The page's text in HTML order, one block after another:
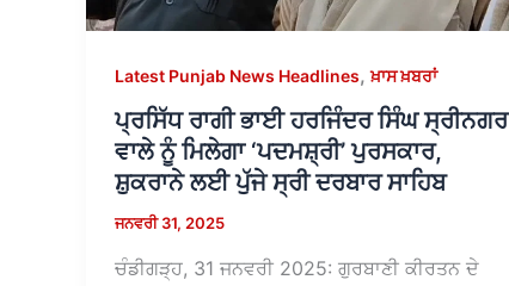
Latest Punjab News Headlines,ਖ਼ਾਸ ਖ਼ਬਰਾਂ
ਪ੍ਰਸਿੱਧ ਰਾਗੀ ਭਾਈ ਹਰਜਿੰਦਰ ਸਿੰਘ ਸ੍ਰੀਨਗਰ
ਵਾਲੇ ਨੂੰ ਮਿਲੇਗਾ ‘ਪਦਮਸ਼੍ਰੀ’ ਪੁਰਸਕਾਰ,
ਸ਼ੁਕਰਾਨੇ ਲਈ ਪੁੱਜੇ ਸ੍ਰੀ ਦਰਬਾਰ ਸਾਹਿਬ
ਜਨਵਰੀ 31, 2025
ਚੰਡੀਗੜ੍ਹ, 31 ਜਨਵਰੀ 2025: ਗੁਰਬਾਣੀ ਕੀਰਤਨ ਦੇ